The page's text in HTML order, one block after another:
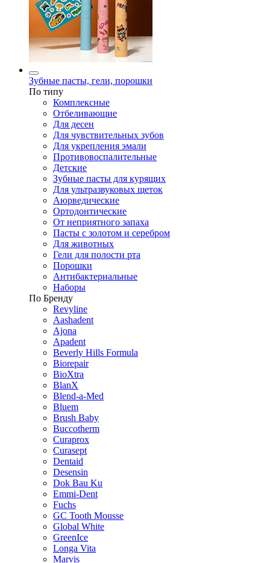
Зубные пасты, гели, порошки
По типу
Комплексные
Отбеливающие
Для десен
Для чувствительных зубов
Для укрепления эмали
Противовоспалительные
Детские
Зубные пасты для курящих
Для ультразвуковых щеток
Аюрведические
Ортодонтические
От неприятного запаха
Пасты с золотом и серебром
Для животных
Гели для полости рта
Порошки
Антибактериальные
Наборы
По Бренду
Revyline
Aashadent
Ajona
Apadent
Beverly Hills Formula
Biorepair
BioXtra
BlanX
Blend-a-Med
Bluem
Brush Baby
Buccotherm
Curaprox
Curasept
Dentaid
Desensin
Dok Bau Ku
Emmi-Dent
Fuchs
GC Tooth Mousse
Global White
GreenIce
Longa Vita
Marvis